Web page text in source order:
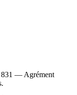
— Agrément